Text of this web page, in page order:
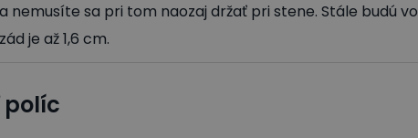
sa pri tom naozaj držať pri stene. Stále budú vo
je až 1,6 cm.
políc